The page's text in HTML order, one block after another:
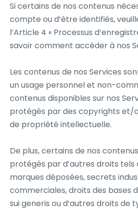
Si certains de nos contenus
compte ou d’être identifiés,
l’Article 4 « Processus
savoir comment accéder à nos
Les contenus de nos Services
un usage personnel et non-
contenus disponibles sur nos
protégés par des copyrights et/
de propriété intellectuelle.
De plus, certains de nos
protégés par d’autres droits tels
marques déposées, secrets
commerciales, droits des bases
sui generis ou d’autres droits de